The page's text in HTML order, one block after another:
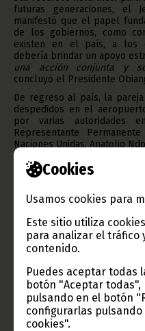
Cookies
Usamos cookies para
Este sitio utiliza
para analizar el tráfico
contenido.
Puedes aceptar todas
botón "Aceptar
pulsando en el botón
configurarlas
cookies".
futuras generaciones, el
manifestó que el papel
de los gobiernos, como
existen en el país, a los
debería brindar un apoyo
una acción conjunta y
concluyó el Presidente
De regreso al país, la
despedidos en el
por varias autoridades
Representante
Naciones Unidas, Anatolio
Texto: María Jesús Nsang
Fotos: Romualdo Ndong
(Equipo Prensa
Oficina de Información y
Aviso: La reproducción
imágenes que lo
(Oficina de Información y